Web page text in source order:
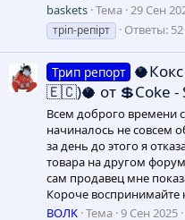
baskets Тема 29 Сен
тріп-репірт
Ответы: 52
Трип репорт
🇪🇨)🥥 от 💲Coke -
Всем доброго времени
начиналось не совсем
за день до этого я
товара на другом
сам продавец мне
Короче воспринимайте
ВОЛK Тема 9 Сен 2025